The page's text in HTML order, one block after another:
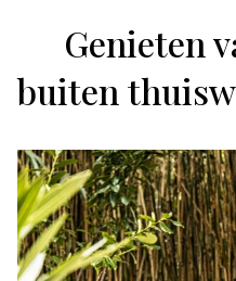
Genieten
buiten